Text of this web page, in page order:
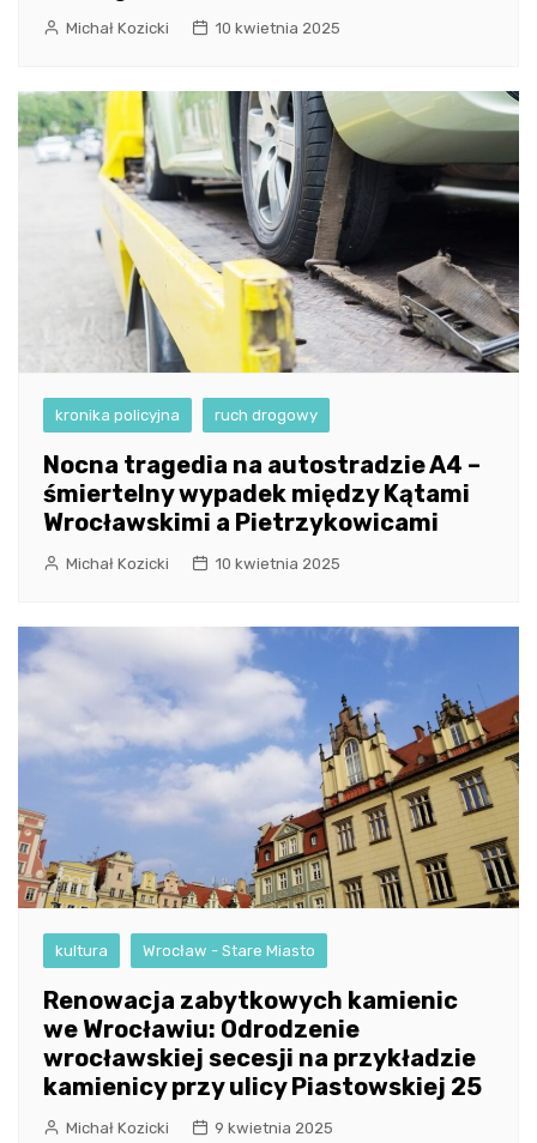
Michał Kozicki 10 kwietnia 2025
kronika policyjna ruch drogowy
Nocna tragedia na autostradzie A4 –
śmiertelny wypadek między Kątami
Wrocławskimi a Pietrzykowicami
Michał Kozicki 10 kwietnia 2025
kultura Wrocław - Stare Miasto
Renowacja zabytkowych kamienic
we Wrocławiu: Odrodzenie
wrocławskiej secesji na przykładzie
kamienicy przy ulicy Piastowskiej 25
Michał Kozicki 9 kwietnia 2025